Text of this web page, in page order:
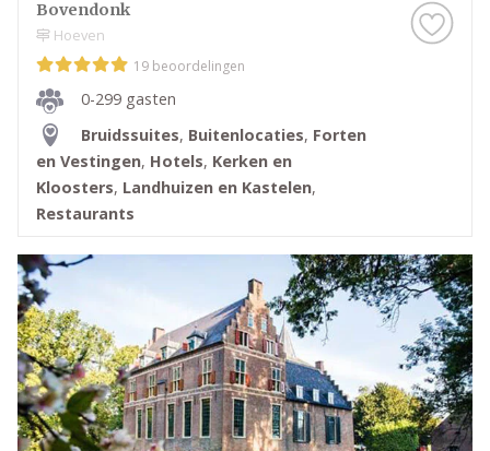
Bovendonk
Hoeven
19 beoordelingen
0-299 gasten
Bruidssuites, Buitenlocaties, Forten
en Vestingen, Hotels, Kerken en
Kloosters, Landhuizen en Kastelen,
Restaurants